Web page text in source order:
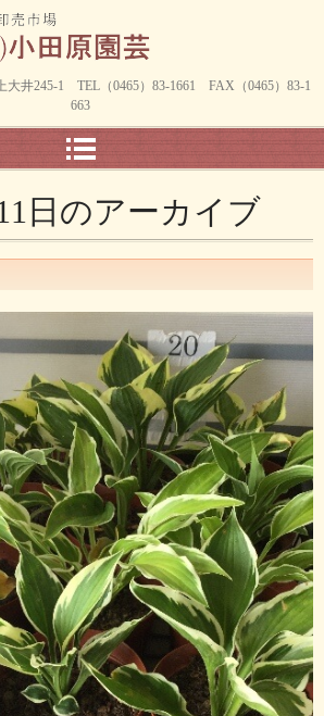
大井245-1 TEL（0465）83-1661 FAX（0465）83-1
663
日 のアーカイブ